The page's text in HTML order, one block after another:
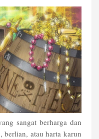
sangat berharga dan
berlian, atau harta karun